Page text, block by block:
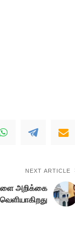
NEXT ARTICLE
அறிக்கை